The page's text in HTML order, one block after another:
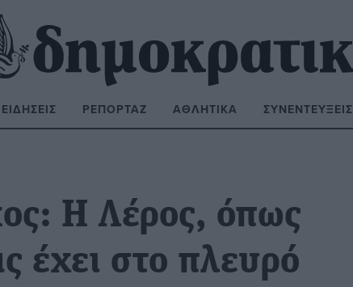
ΕΙΔΉΣΕΙΣ ΡΕΠΟΡΤΆΖ ΑΘΛΗΤΙΚΆ ΣΥΝΕΝΤΕΎΞΕΙΣ
Η Λέρος, όπως
έχει στο πλευρό